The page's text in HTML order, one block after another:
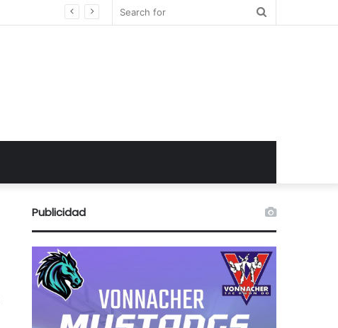
Publicidad